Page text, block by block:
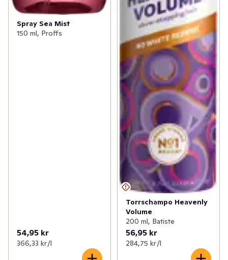
Spray Sea Mist
150 ml, Proffs
54,95 kr
366,33 kr /l
Torrschampo Heavenly
Volume
200 ml, Batiste
56,95 kr
284,75 kr /l